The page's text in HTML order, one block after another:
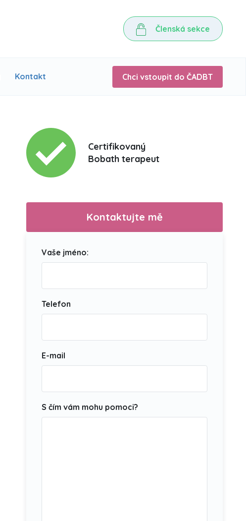
Členská sekce
Kontakt Chci vstoupit do ČADBT
Certifikovaný
Bobath terapeut
Kontaktujte mě
Vaše jméno:
Telefon
E-mail
S čím vám mohu pomoci?